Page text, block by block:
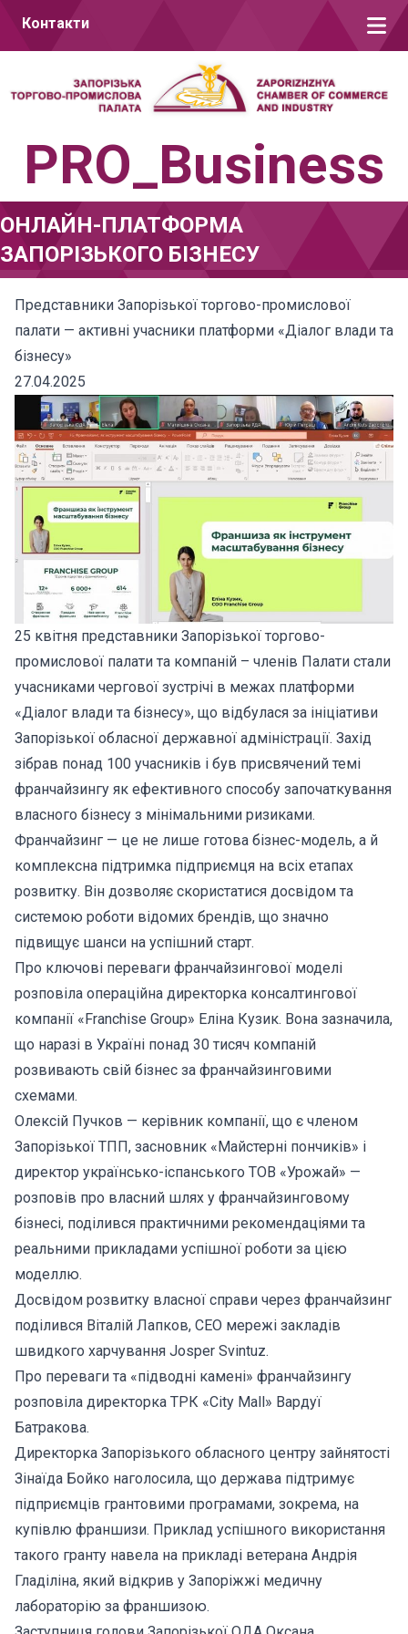
Контакти
PRO_Business
ОНЛАЙН-ПЛАТФОРМА
ЗАПОРІЗЬКОГО БІЗНЕСУ
Представники Запорізької торгово-промислової
палати — активні учасники платформи «Діалог влади та
бізнесу»
27.04.2025
25 квітня представники Запорізької торгово-
промислової палати та компаній – членів Палати стали
учасниками чергової зустрічі в межах платформи
«Діалог влади та бізнесу», що відбулася за ініціативи
Запорізької обласної державної адміністрації. Захід
зібрав понад 100 учасників і був присвячений темі
франчайзингу як ефективного способу започаткування
власного бізнесу з мінімальними ризиками.
Франчайзинг — це не лише готова бізнес-модель, а й
комплексна підтримка підприємця на всіх етапах
розвитку. Він дозволяє скористатися досвідом та
системою роботи відомих брендів, що значно
підвищує шанси на успішний старт.
Про ключові переваги франчайзингової моделі
розповіла операційна директорка консалтингової
компанії «Franchise Group» Еліна Кузик. Вона зазначила,
що наразі в Україні понад 30 тисяч компаній
розвивають свій бізнес за франчайзинговими
схемами.
Олексій Пучков — керівник компанії, що є членом
Запорізької ТПП, засновник «Майстерні пончиків» і
директор українсько-іспанського ТОВ «Урожай» —
розповів про власний шлях у франчайзинговому
бізнесі, поділився практичними рекомендаціями та
реальними прикладами успішної роботи за цією
моделлю.
Досвідом розвитку власної справи через франчайзинг
поділився Віталій Лапков, СЕО мережі закладів
швидкого харчування Josper Svintuz.
Про переваги та «підводні камені» франчайзингу
розповіла директорка ТРК «City Mall» Вардуї
Батракова.
Директорка Запорізького обласного центру зайнятості
Зінаїда Бойко наголосила, що держава підтримує
підприємців грантовими програмами, зокрема, на
купівлю франшизи. Приклад успішного використання
такого гранту навела на прикладі ветерана Андрія
Гладіліна, який відкрив у Запоріжжі медичну
лабораторію за франшизою.